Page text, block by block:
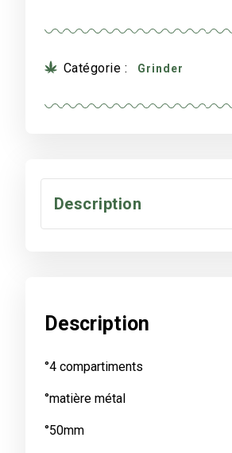
Catégorie : Grinder
Description
Description
°4 compartiments
°matière métal
°50mm